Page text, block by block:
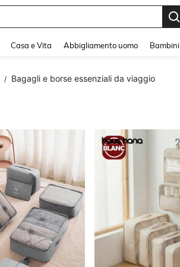
Casa e Vita Abbigliamento uomo Bambini
/ Bagagli e borse essenziali da viaggio